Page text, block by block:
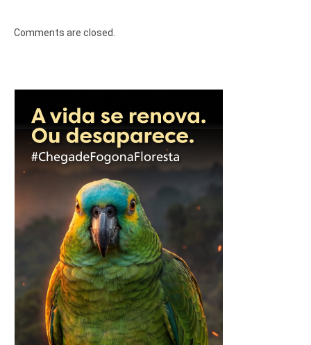
Comments are closed.